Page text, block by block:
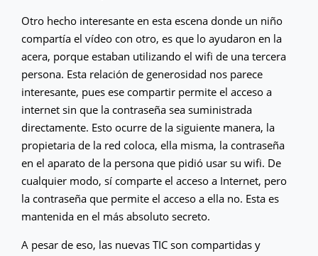
Otro hecho interesante en esta escena donde un niño
compartía el vídeo con otro, es que lo ayudaron en la
acera, porque estaban utilizando el wifi de una tercera
persona. Esta relación de generosidad nos parece
interesante, pues ese compartir permite el acceso a
internet sin que la contraseña sea suministrada
directamente. Esto ocurre de la siguiente manera, la
propietaria de la red coloca, ella misma, la contraseña
en el aparato de la persona que pidió usar su wifi. De
cualquier modo, sí comparte el acceso a Internet, pero
la contraseña que permite el acceso a ella no. Esta es
mantenida en el más absoluto secreto.
A pesar de eso, las nuevas TIC son compartidas y